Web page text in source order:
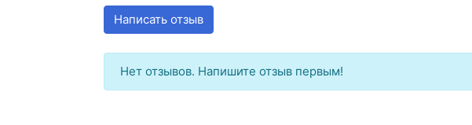
Написать отзыв
Нет отзывов. Напишите отзыв первым!